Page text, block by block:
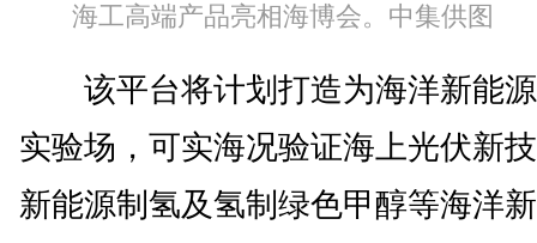
海工高端产品亮相海博会。中集供图
该平台将计划打造为海洋新能
实验场，可实海况验证海上光伏新
新能源制氢及氢制绿色甲醇等海洋